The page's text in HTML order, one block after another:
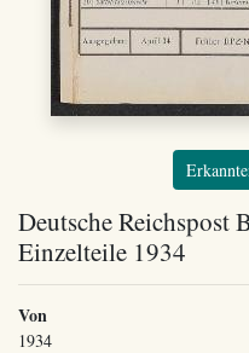
Deutsche Reichspost
Einzelteile 1934
Von
1934